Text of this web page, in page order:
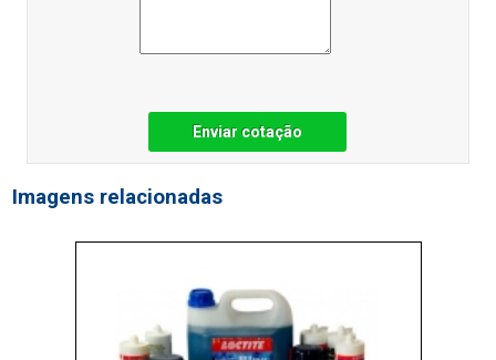
Enviar cotação
Imagens relacionadas